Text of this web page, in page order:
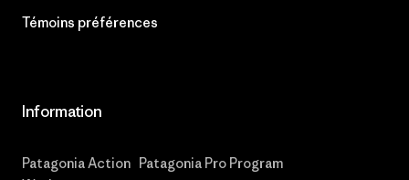
Témoins préférences
Information
Patagonia Action Patagonia Pro Program